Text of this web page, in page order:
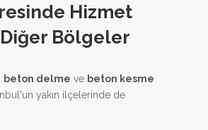
Hizmet
Bölgeler
beton delme ve beton kesme
yakın ilçelerinde de